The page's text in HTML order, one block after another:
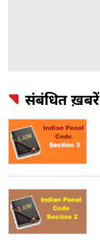
संबंधित ख़बरें